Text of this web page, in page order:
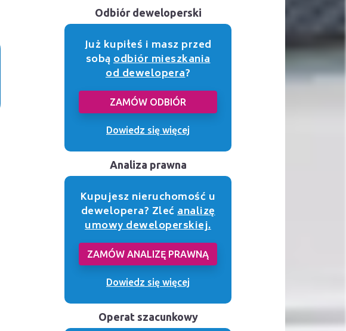
Odbiór deweloperski
Już kupiłeś i masz przed
sobąodbiór mieszkania
od dewelopera?
ZAMÓW ODBIÓR
Dowiedz się więcej
Analiza prawna
Kupujesz nieruchomość u
dewelopera? Zlećanalizę
umowy deweloperskiej.
ZAMÓW ANALIZĘ PRAWNĄ
Dowiedz się więcej
Operat szacunkowy